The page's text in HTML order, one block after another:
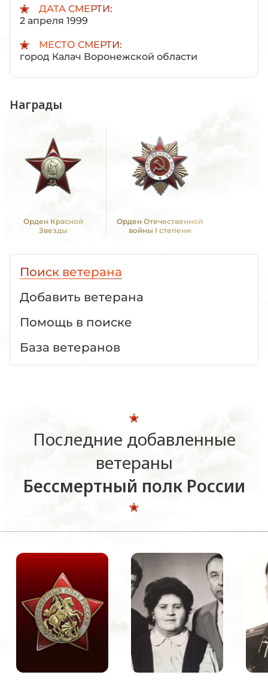
ДАТА СМЕРТИ:
2 апреля 1999
МЕСТО СМЕРТИ:
город Калач Воронежской области
Награды
Орден Красной
Звезды
Орден Отечественной
войны I степени
Поиск ветерана
Добавить ветерана
Помощь в поиске
База ветеранов
Последние добавленные
ветераны
Бессмертный полк России